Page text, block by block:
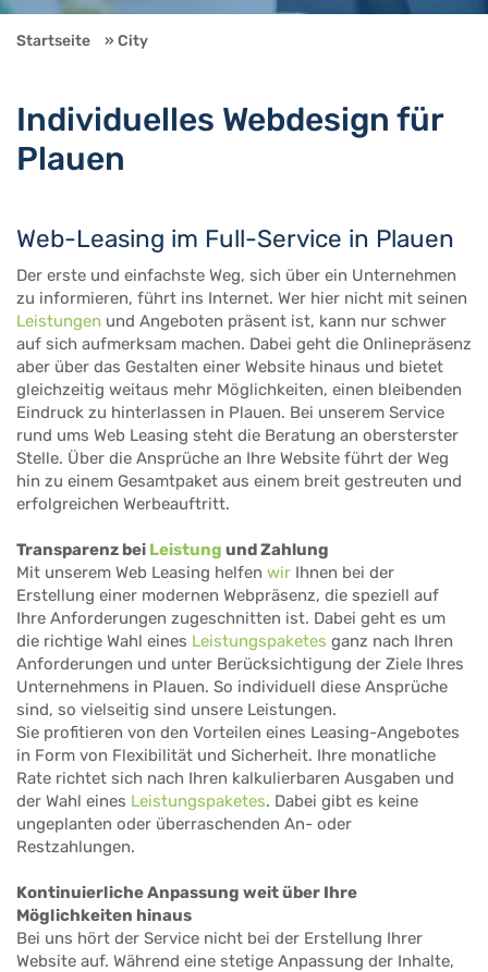
Startseite City
Individuelles Webdesign für
Plauen
Web-Leasing im Full-Service in Plauen
Der erste und einfachste Weg, sich über ein Unternehmen
zu informieren, führt ins Internet. Wer hier nicht mit seinen
Leistungen und Angeboten präsent ist, kann nur schwer
auf sich aufmerksam machen. Dabei geht die Onlinepräsenz
aber über das Gestalten einer Website hinaus und bietet
gleichzeitig weitaus mehr Möglichkeiten, einen bleibenden
Eindruck zu hinterlassen in Plauen. Bei unserem Service
rund ums Web Leasing steht die Beratung an obersterster
Stelle. Über die Ansprüche an Ihre Website führt der Weg
hin zu einem Gesamtpaket aus einem breit gestreuten und
erfolgreichen Werbeauftritt.
Transparenz bei Leistung und Zahlung
Mit unserem Web Leasing helfen wir Ihnen bei der
Erstellung einer modernen Webpräsenz, die speziell auf
Ihre Anforderungen zugeschnitten ist. Dabei geht es um
die richtige Wahl eines Leistungspaketes ganz nach Ihren
Anforderungen und unter Berücksichtigung der Ziele Ihres
Unternehmens in Plauen. So individuell diese Ansprüche
sind, so vielseitig sind unsere Leistungen.
Sie profitieren von den Vorteilen eines Leasing-Angebotes
in Form von Flexibilität und Sicherheit. Ihre monatliche
Rate richtet sich nach Ihren kalkulierbaren Ausgaben und
der Wahl eines Leistungspaketes. Dabei gibt es keine
ungeplanten oder überraschenden An- oder
Restzahlungen.
Kontinuierliche Anpassung weit über Ihre
Möglichkeiten hinaus
Bei uns hört der Service nicht bei der Erstellung Ihrer
Website auf. Während eine stetige Anpassung der Inhalte,